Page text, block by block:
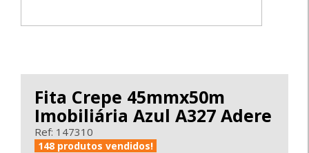
Fita Crepe 45mmx50m
Imobiliária Azul A327 Adere
Ref: 147310
148 produtos vendidos!